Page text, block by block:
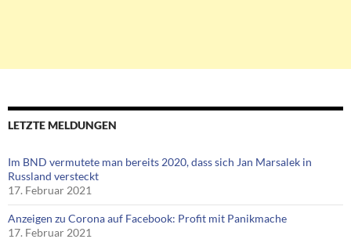
LETZTE MELDUNGEN
Im BND vermutete man bereits 2020, dass sich Jan Marsalek in
Russland versteckt
17. Februar 2021
Anzeigen zu Corona auf Facebook: Profit mit Panikmache
17. Februar 2021